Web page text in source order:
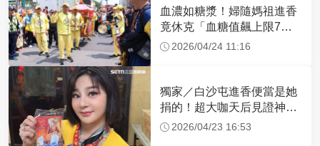
血濃如糖漿！婦隨媽祖進香
竟休克「血糖值飆上限7
倍」 醫曝原因
2026/04/24 11:16
獨家／白沙屯進香便當是她
捐的！超大咖天后見證神
蹟 一靠近媽祖就爆哭
2026/04/23 16:53